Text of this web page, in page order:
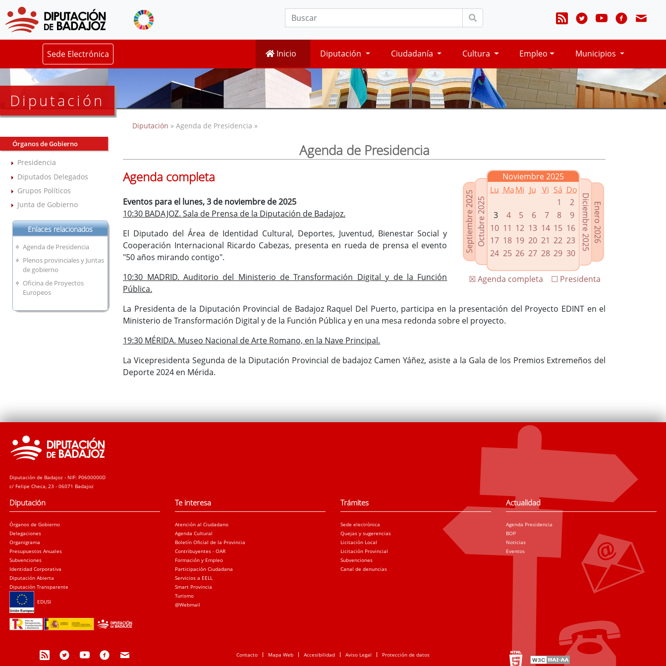
Sede Electrónica Inicio Diputación Ciudadanía Cultura Empleo Municipios
Diputación
Órganos de Gobierno
Presidencia
Diputados Delegados
Grupos Políticos
Junta de Gobierno
Enlaces relacionados
Agenda de Presidencia
Plenos provinciales y Juntas
de gobierno
Oficina de Proyectos
Europeos
Diputación » Agenda de Presidencia »
Agenda de Presidencia
Septiembre 2025Octubre 2025
Noviembre 2025
Lu MaMi Ju Vi Sá Do
1
2
3
4 5 6 7 8
9
10 11 12 13 14 15 16
17 18 19 20 21 22 23
24 25 26 27 28 29 30
Enero 2026
Diciembre 2025
☐ Presidenta
☒ Agenda completa
Agenda completa
Eventos para el lunes, 3 de noviembre de 2025
10:30 BADAJOZ. Sala de Prensa de la Diputación de Badajoz.
El Diputado del Área de Identidad Cultural, Deportes, Juventud, Bienestar Social y
Cooperación Internacional Ricardo Cabezas, presenta en rueda de prensa el evento
"50 años mirando contigo".
10:30 MADRID. Auditorio del Ministerio de Transformación Digital y de la Función
Pública.
La Presidenta de la Diputación Provincial de Badajoz Raquel Del Puerto, participa en la presentación del Proyecto EDINT en el
Ministerio de Transformación Digital y de la Función Pública y en una mesa redonda sobre el proyecto.
19:30 MÉRIDA. Museo Nacional de Arte Romano, en la Nave Principal.
La Vicepresidenta Segunda de la Diputación Provincial de badajoz Camen Yáñez, asiste a la Gala de los Premios Extremeños del
Deporte 2024 en Mérida.
Diputación de Badajoz - NIF: P0600000D
c/ Felipe Checa, 23 - 06071 Badajoz
Diputación
Órganos de Gobierno
Delegaciones
Organigrama
Presupuestos Anuales
Subvenciones
Identidad Corporativa
Diputación Abierta
Diputación Transparente
EDUSI
Te interesa
Atención al Ciudadano
Agenda Cultural
Boletín Oficial de la Provincia
Contribuyentes - OAR
Formación y Empleo
Participación Ciudadana
Servicios a EELL
Smart Provincia
Turismo
@Webmail
Trámites
Sede electrónica
Quejas y sugerencias
Licitación Local
Licitación Provincial
Subvenciones
Canal de denuncias
Actualidad
Agenda Presidencia
BOP
Noticias
Eventos
Contacto Mapa Web Accesibilidad Aviso Legal Protección de datos